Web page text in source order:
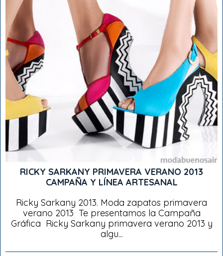
RICKY SARKANY PRIMAVERA VERANO 2013
CAMPAÑA Y LÍNEA ARTESANAL
Ricky Sarkany 2013. Moda zapatos primavera
verano 2013 Te presentamos la Campaña
Gráfica Ricky Sarkany primavera verano 2013 y
algu...